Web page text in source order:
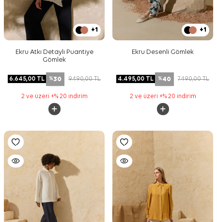
+1
Ekru Atkı Detaylı Puantiye
Gömlek
6.645,00 TL %30 9.490,00TL
2 ve üzeri +% 20 indirim
+1
Ekru Desenli Gömlek
4.495,00 TL %40 7.490,00TL
2 ve üzeri +% 20 indirim